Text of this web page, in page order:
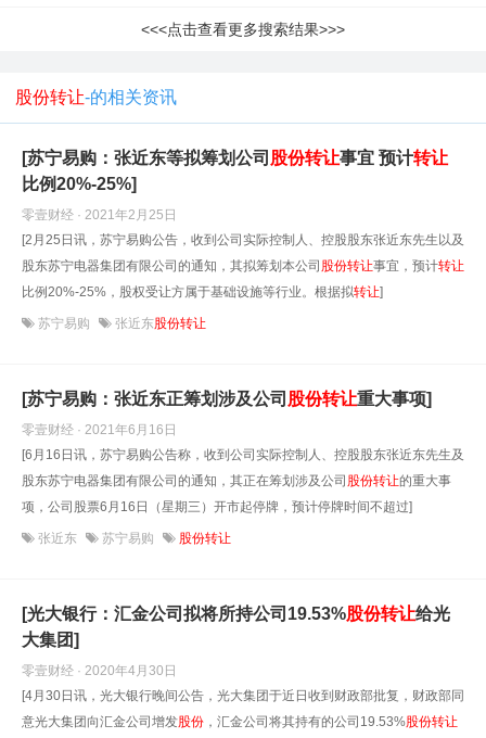
<<<点击查看更多搜索结果>>>
股份转让-的相关资讯
[苏宁易购：张近东等拟筹划公司 股份转让事宜 预计转让
比例20%-25%]
零壹财经 · 2021年2月25日
[2月25日讯，苏宁易购公告，收到公司实际控制人、控股股东张近东先生以及
股东苏宁电器集团有限公司的通知，其拟筹划本公司 股份转让事宜，预计转让
比例20%-25%，股权受让方属于基础设施等行业。根据拟转让]
苏宁易购 张近东股份转让
[苏宁易购：张近东正筹划涉及公司 股份转让重大事项]
零壹财经 · 2021年6月16日
[6月16日讯，苏宁易购公告称，收到公司实际控制人、控股股东张近东先生及
股东苏宁电器集团有限公司的通知，其正在筹划涉及公司 股份转让的重大事
项，公司股票6月16日（星期三）开市起停牌，预计停牌时间不超过]
张近东 苏宁易购 股份转让
[光大银行：汇金公司拟将所持公司19.53%股份转让给光
大集团]
零壹财经 · 2020年4月30日
[4月30日讯，光大银行晚间公告，光大集团于近日收到财政部批复，财政部同
意光大集团向汇金公司增发股份 ，汇金公司将其持有的公司19.53%股份转让